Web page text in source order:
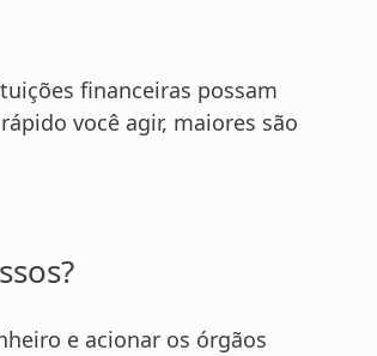
financeiras possam
você agir, maiores são
e acionar os órgãos